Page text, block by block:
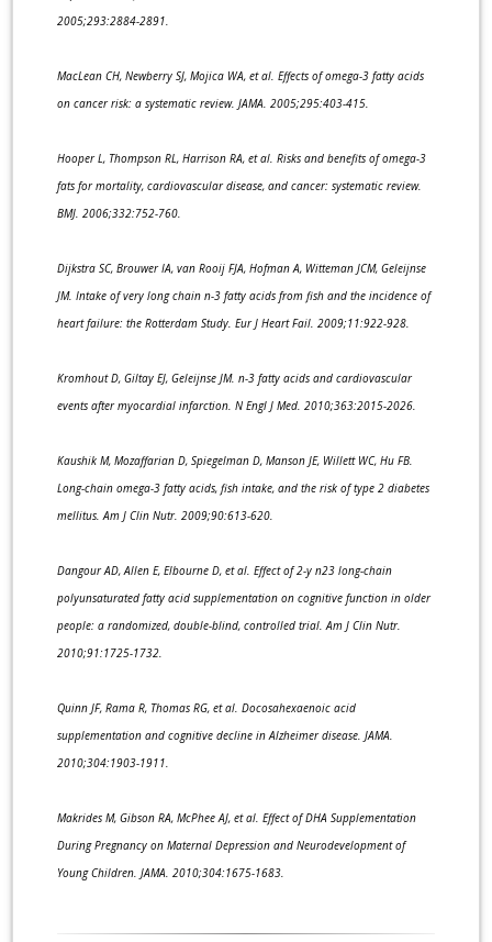
2005;293:2884-2891.
MacLean CH, Newberry SJ, Mojica WA, et al. Effects of omega-3 fatty acids
on cancer risk: a systematic review. JAMA. 2005;295:403-415.
Hooper L, Thompson RL, Harrison RA, et al. Risks and benefits of omega-3
fats for mortality, cardiovascular disease, and cancer: systematic review.
BMJ. 2006;332:752-760.
Dijkstra SC, Brouwer IA, van Rooij FJA, Hofman A, Witteman JCM, Geleijnse
JM. Intake of very long chain n-3 fatty acids from fish and the incidence of
heart failure: the Rotterdam Study. Eur J Heart Fail. 2009;11:922-928.
Kromhout D, Giltay EJ, Geleijnse JM. n-3 fatty acids and cardiovascular
events after myocardial infarction. N Engl J Med. 2010;363:2015-2026.
Kaushik M, Mozaffarian D, Spiegelman D, Manson JE, Willett WC, Hu FB.
Long-chain omega-3 fatty acids, fish intake, and the risk of type 2 diabetes
mellitus. Am J Clin Nutr. 2009;90:613-620.
Dangour AD, Allen E, Elbourne D, et al. Effect of 2-y n23 long-chain
polyunsaturated fatty acid supplementation on cognitive function in older
people: a randomized, double-blind, controlled trial. Am J Clin Nutr.
2010;91:1725-1732.
Quinn JF, Rama R, Thomas RG, et al. Docosahexaenoic acid
supplementation and cognitive decline in Alzheimer disease. JAMA.
2010;304:1903-1911.
Makrides M, Gibson RA, McPhee AJ, et al. Effect of DHA Supplementation
During Pregnancy on Maternal Depression and Neurodevelopment of
Young Children. JAMA. 2010;304:1675-1683.